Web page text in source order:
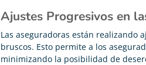
Ajustes Progresivos en
Las aseguradoras están realizando
bruscos. Esto permite a los
minimizando la posibilidad de